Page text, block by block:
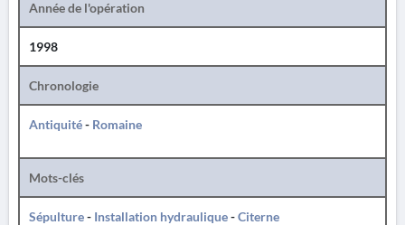
Année de l'opération
1998
Chronologie
Antiquité- Romaine
Mots-clés
Sépulture- Installation hydraulique-Citerne